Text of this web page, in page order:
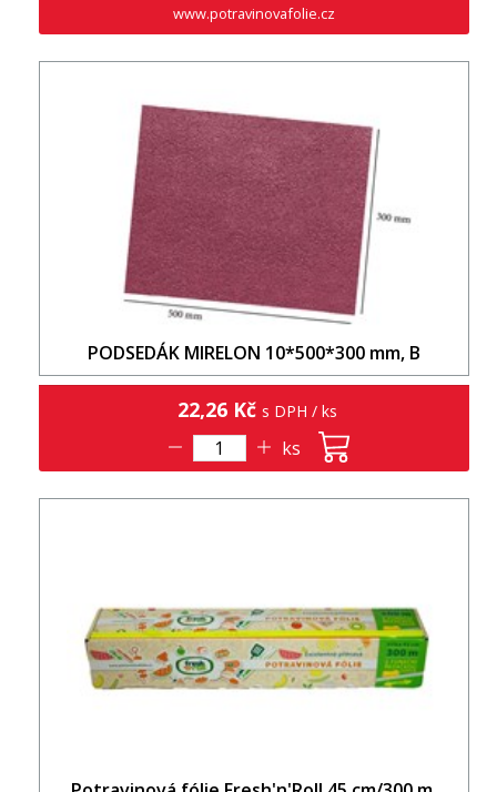
www.potravinovafolie.cz
PODSEDÁK MIRELON 10*500*300 mm, B
22,26 Kč s DPH / ks
ks